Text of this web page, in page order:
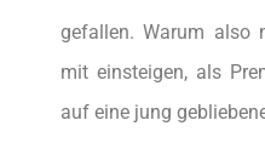
gefallen. Warum also
mit einsteigen, als
auf eine jung